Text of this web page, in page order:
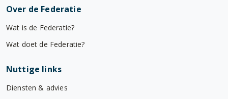
Over de Federatie
Wat is de Federatie?
Wat doet de Federatie?
Nuttige links
Diensten & advies